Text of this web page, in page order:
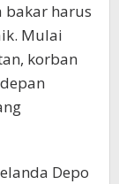
bakar harus
Mulai
korban
Depo